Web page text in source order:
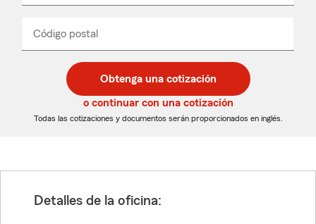
desplegable
Código postal
de
5
dígitos
de
5
dígitos
_____
Obtenga una cotización
o continuar con una cotización
Todas las cotizaciones y documentos serán proporcionados en inglés.
Detalles de la oficina: